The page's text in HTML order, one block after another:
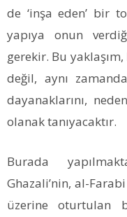
de ‘inşa eden’ bir
yapıya onun
gerekir. Bu
değil, aynı
dayanaklarını,
olanak tanıyacaktır.
Burada
Ghazali’nin, al-
üzerine oturtulan